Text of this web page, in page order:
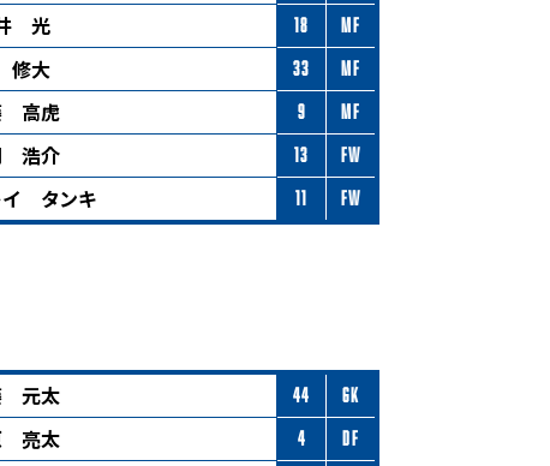
光 18 MF
大 33 MF
高虎 9 MF
浩介 13 FW
イ タンキ 11 FW
元太 44 GK
亮太 4 DF